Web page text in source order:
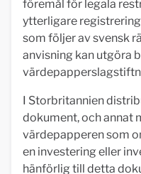
föremål för legala
ytterligare
som följer av svensk
anvisning kan utgöra
I Storbritannien
dokument, och annat
värdepapperen som
en investering eller
hänförlig till detta